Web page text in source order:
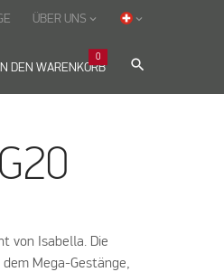
IN DEN WARENKORB
0
search
ÜBER UNS keyboard_arrow_down keyboard_arrow_down
von Isabella. Die
Mega-Gestänge,